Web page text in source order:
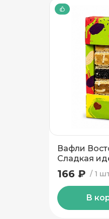
Вафли
Сладкая
1
166 ₽
В